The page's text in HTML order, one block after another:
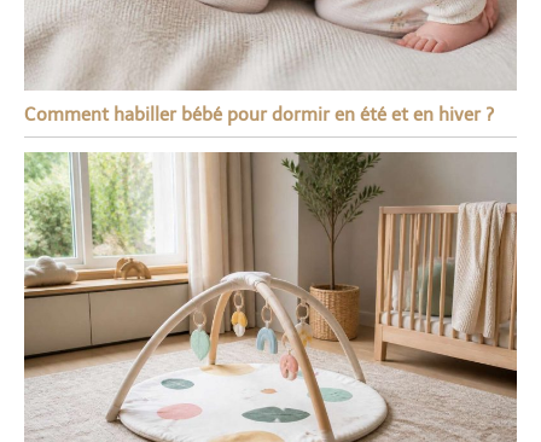
Comment habiller bébé pour dormir en été et en hiver ?